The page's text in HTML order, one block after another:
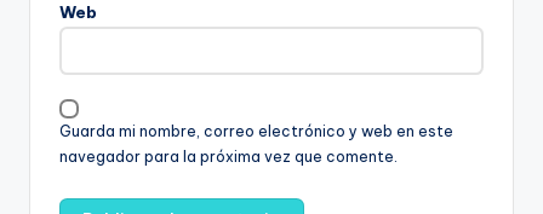
Web
Guarda mi nombre, correo electrónico y web en este
navegador para la próxima vez que comente.